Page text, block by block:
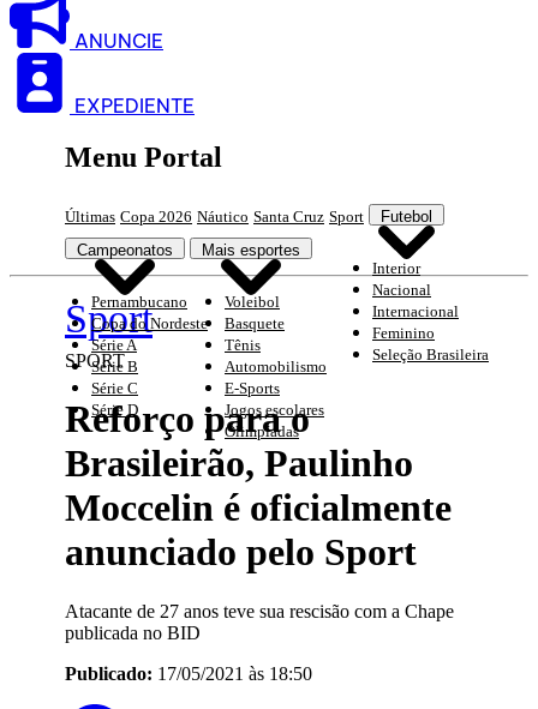
ANUNCIE
EXPEDIENTE
Menu Portal
Últimas Copa 2026 Náutico Santa Cruz Sport Futebol
Interior
Nacional
Internacional
Feminino
Seleção Brasileira
Campeonatos
Pernambucano
Copa do Nordeste
Série A
Série B
Série C
Série D
Mais esportes
Voleibol
Basquete
Tênis
Automobilismo
E-Sports
Jogos escolares
Olimpíadas
Sport
SPORT
Reforço para o
Brasileirão, Paulinho
Moccelin é oficialmente
anunciado pelo Sport
Atacante de 27 anos teve sua rescisão com a Chape
publicada no BID
Publicado: 17/05/2021 às 18:50